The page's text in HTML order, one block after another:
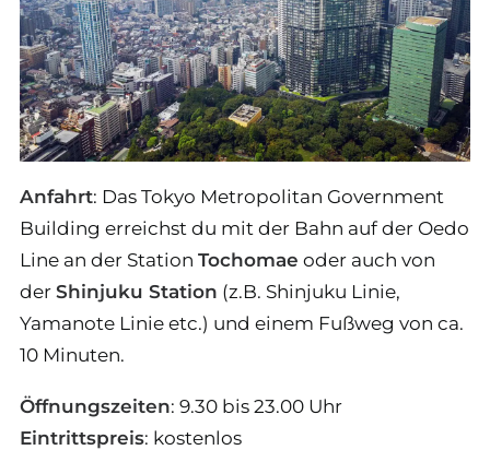
Anfahrt: Das Tokyo Metropolitan Government
Building erreichst du mit der Bahn auf der Oedo
Line an der Station Tochomae oder auch von
der Shinjuku Station (z.B. Shinjuku Linie,
Yamanote Linie etc.) und einem Fußweg von ca.
10 Minuten.
Öffnungszeiten: 9.30 bis 23.00 Uhr
Eintrittspreis: kostenlos